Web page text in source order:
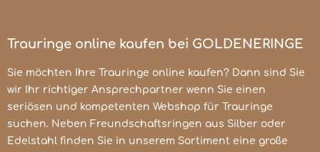
Trauringe online kaufen bei GOLDENERINGE
Sie möchten Ihre Trauringe online kaufen? Dann sind Sie
wir Ihr richtiger Ansprechpartner wenn Sie einen
seriösen und kompetenten Webshop für Trauringe
suchen. Neben Freundschaftsringen aus Silber oder
Edelstahl finden Sie in unserem Sortiment eine große